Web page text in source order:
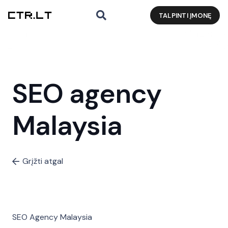
TALPINTI ĮMONĘ
SEO agency
Malaysia
Grįžti atgal
SEO Agency Malaysia